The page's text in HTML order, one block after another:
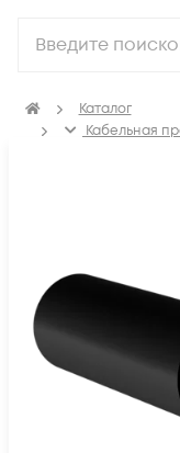
Каталог
Кабельная